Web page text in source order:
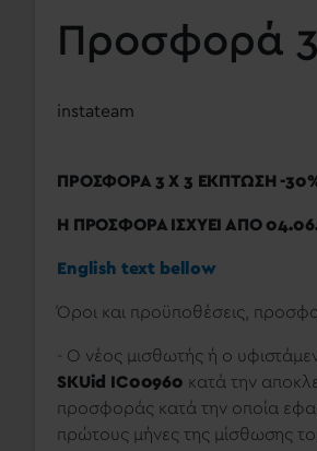
Προσφορά 3
instateam
ΠΡΟΣΦΟΡΑ 3 Χ 3 ΕΚΠΤΩΣΗ -
Η ΠΡΟΣΦΟΡΑ ΙΣΧΥΕΙ ΑΠΟ
English text bellow
Όροι και προϋποθέσεις,
- Ο νέος μισθωτής ή ο
SKUid IC00960 κατά την
προσφοράς κατά την οποία
πρώτους μήνες της μίσθωσης